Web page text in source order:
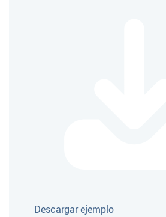
Descargar ejemplo